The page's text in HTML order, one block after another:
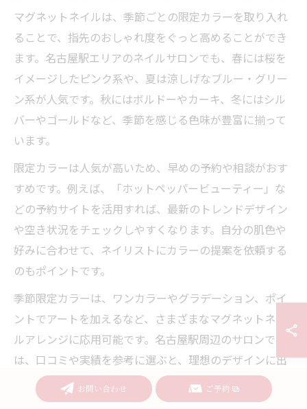
マグネットネイルは、季節ごとの限定カラーを取り入れ
ることで、指先のおしゃれ度をぐっと高めることができ
ます。名古屋駅エリアのネイルサロンでも、春には桜を
イメージしたピンク系や、夏は涼しげなブルー・グリー
ン系が人気です。秋にはボルドーやカーキ、冬にはシル
バーやゴールドなど、季節を感じる色味が豊富に揃って
います。
限定カラーは人気が高いため、早めの予約や相談がおす
すめです。例えば、「ホットペッパービューティー」な
どの予約サイトを活用すれば、最新のトレンドデザイン
や空き状況をチェックしやすくなります。自分の肌色や
好みに合わせて、ネイリストにカラーの提案を依頼する
のもポイントです。
季節限定カラーは、ワンカラーやグラデーション、ポイ
ントでアートを加えるなど、さまざまなマグネットネイ
ルアレンジに応用可能です。名古屋駅周辺のサロンで
は、口コミや実績を参考に選ぶと、理想のデザインに出
会いやすくなります。
お問い合わせ ご予約